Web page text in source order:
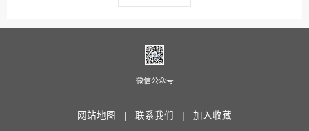
微信公众号
网站地图 | 联系我们 | 加入收藏